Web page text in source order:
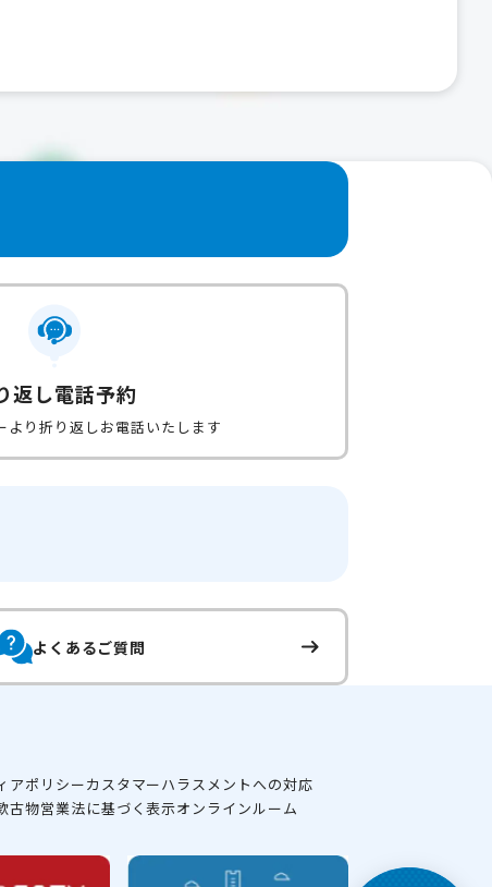
返し電話予約
より折り返しお電話いたします
よくあるご質問
アポリシーカスタマーハラスメントへの対応
古物営業法に基づく表示オンラインルーム